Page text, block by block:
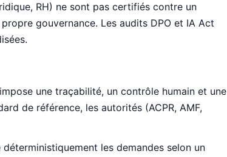
RH) ne sont pas certifiés contre un
gouvernance. Les audits DPO et IA Act
une traçabilité, un contrôle humain et une
de référence, les autorités (ACPR, AMF,
les demandes selon un